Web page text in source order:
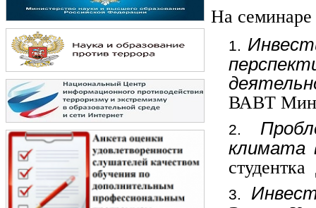
На семинаре
ВАВТ
климата